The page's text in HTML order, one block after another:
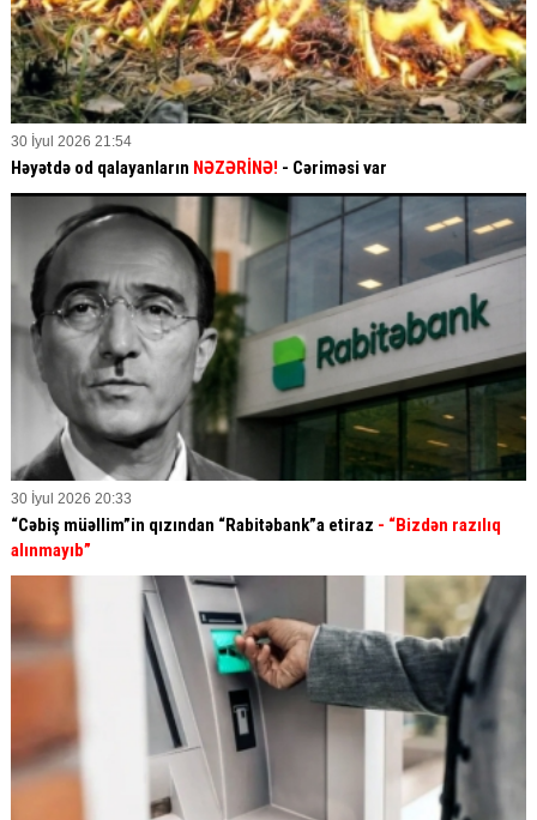
30 İyul 2026 21:54
Həyətdə od qalayanların NƏZƏRİNƏ! - Cəriməsi var
30 İyul 2026 20:33
“Cəbiş müəllim”in qızından “Rabitəbank”a etiraz - “Bizdən razılıq
alınmayıb”